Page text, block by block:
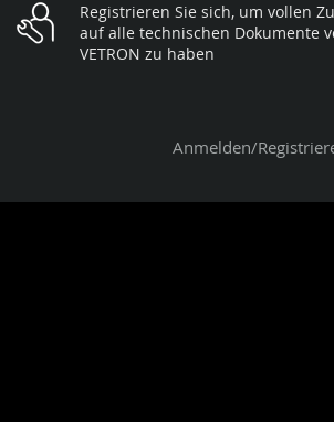
Registrieren Sie sich, um vollen
auf alle technischen Dokumente
VETRON zu haben
Anmelden/